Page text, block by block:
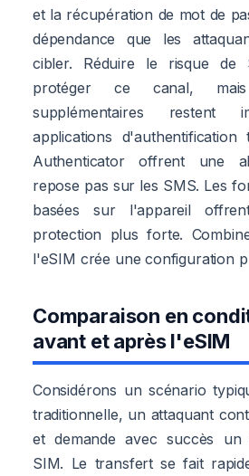
et la récupération de mot de
dépendance que les
cibler. Réduire le risque de
protéger ce canal,
supplémentaires restent
applications d'authentification
Authenticator offrent une
repose pas sur les SMS. Les
basées sur l'appareil
protection plus forte.
l'eSIM crée une configuration
Comparaison en
avant et après l'eSIM
Considérons un scénario
traditionnelle, un attaquant
et demande avec succès un
SIM. Le transfert se fait